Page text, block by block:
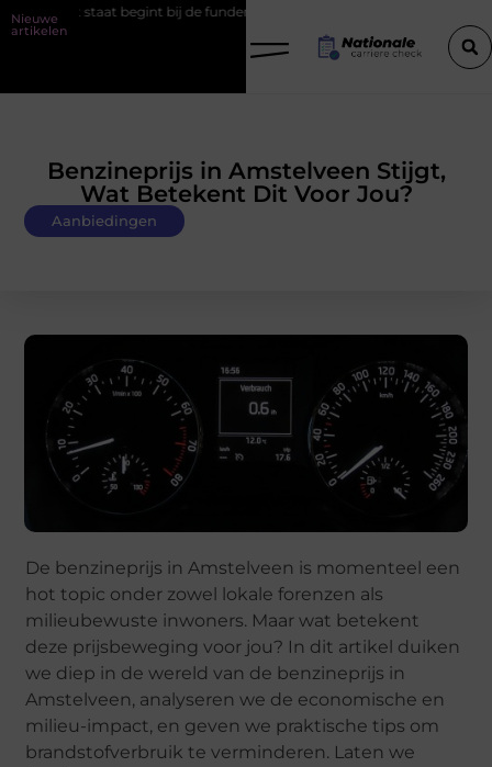
Nieuwe
artikelen
de fundering Het belang van goede werkschoenen
Benzineprijs in Amstelveen Stijgt,
Wat Betekent Dit Voor Jou?
Aanbiedingen
De benzineprijs in Amstelveen is momenteel een
hot topic onder zowel lokale forenzen als
milieubewuste inwoners. Maar wat betekent
deze prijsbeweging voor jou? In dit artikel duiken
we diep in de wereld van de benzineprijs in
Amstelveen, analyseren we de economische en
milieu-impact, en geven we praktische tips om
brandstofverbruik te verminderen. Laten we